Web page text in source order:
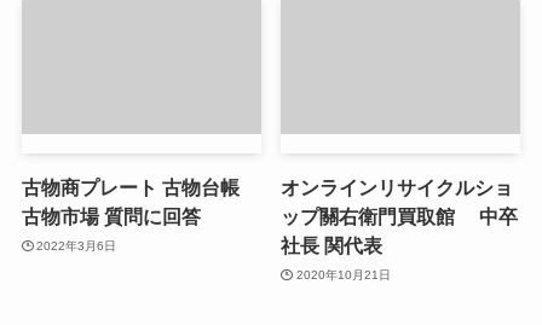
古物商プレート 古物台帳
古物市場 質問に回答
2022年3月6日
オンラインリサイクルショ
ップ關右衛門買取館 中卒
社長 関代表
2020年10月21日